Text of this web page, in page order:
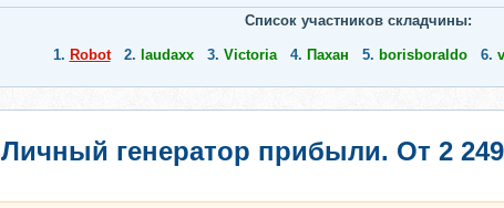
Список участников складчины:
1. Robot 2. laudaxx 3. Victoria 4. Пахан 5. borisboraldo 6.
Личный генератор прибыли. От 2